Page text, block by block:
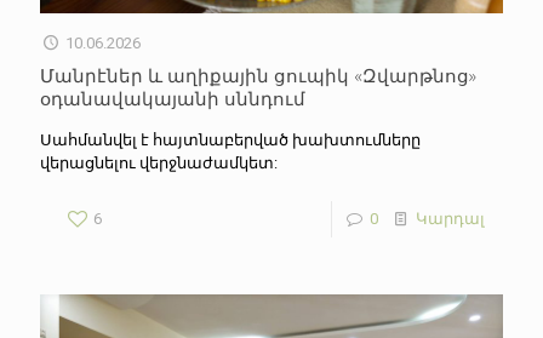
10.06.2026
Մանրէներ և աղիքային ցուպիկ «Զվարթնոց»
օդանավակայանի սննդում
Սահմանվել է հայտնաբերված խախտումները
վերացնելու վերջնաժամկետ:
6 0 Կարդալ